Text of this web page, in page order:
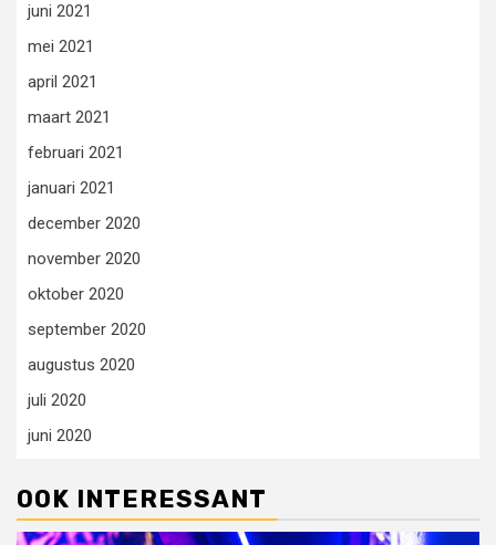
juni 2021
mei 2021
april 2021
maart 2021
februari 2021
januari 2021
december 2020
november 2020
oktober 2020
september 2020
augustus 2020
juli 2020
juni 2020
OOK INTERESSANT